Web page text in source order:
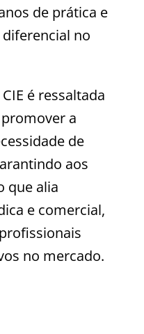
de prática e
no
é ressaltada
a
de
aos
que alia
e comercial,
no mercado.